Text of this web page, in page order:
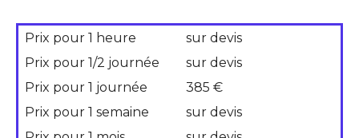
Prix pour 1 heure
sur devis
Prix pour 1/2 journée
sur devis
Prix pour 1 journée
385 €
Prix pour 1 semaine
sur devis